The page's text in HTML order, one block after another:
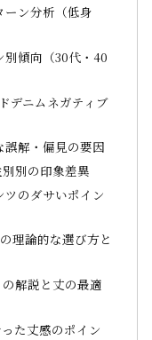
ン分析（低身
傾向（30代・40
デニムネガティブ
誤解・偏見の要因
別の印象差異
のダサいポイン
理論的な選び方と
解説と丈の最適
た丈感のポイン